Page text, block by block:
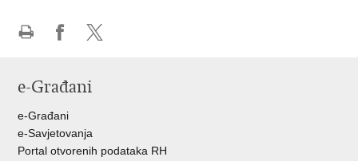
FacebookuTwitteru
e-Građani
e-Građani
e-Savjetovanja
Portal otvorenih podataka RH